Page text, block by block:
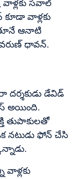
సవాల్
వాళ్లకు
ఆనాటి
వరుణ్ ధావన్.
దర్శకుడు డేవిడ్
అయింది.
తుపాకులతో
నటుడు ఫోన్ చేసి